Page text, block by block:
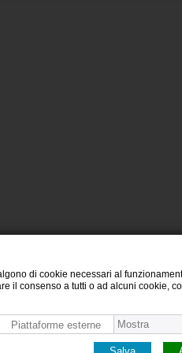
di cookie necessari al
il consenso a tutti o ad alcuni cookie,
Piattaforme esterne Mostra